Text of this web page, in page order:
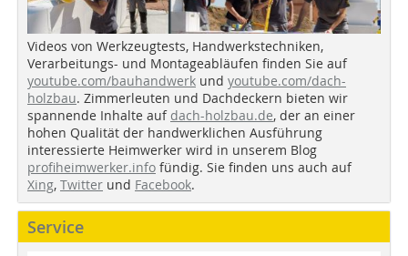
Videos von Werkzeugtests, Handwerkstechniken,
Verarbeitungs- und Montageabläufen finden Sie auf
youtube.com/bauhandwerk und youtube.com/dach-
holzbau. Zimmerleuten und Dachdeckern bieten wir
spannende Inhalte auf dach-holzbau.de, der an einer
hohen Qualität der handwerklichen Ausführung
interessierte Heimwerker wird in unserem Blog
profiheimwerker.info fündig. Sie finden uns auch auf
Xing, Twitter und Facebook.
Service